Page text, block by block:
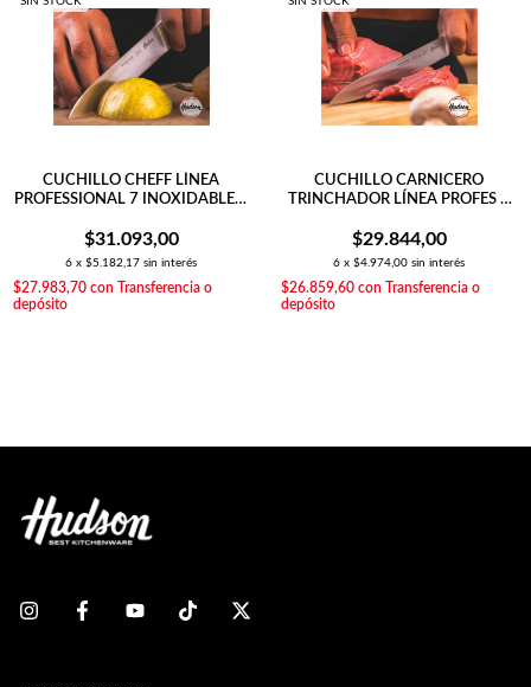
CUCHILLO CHEFF LÍNEA
PROFESSIONAL 7 INOXIDABLE +
$31.093,00
6 x$5.182,17 sin interés
$27.983,70con Transferencia o
depósito
CUCHILLO CARNICERO
TRINCHADOR LÍNEA PROFES +
$29.844,00
6 x$4.974,00 sin interés
$26.859,60con Transferencia o
depósito